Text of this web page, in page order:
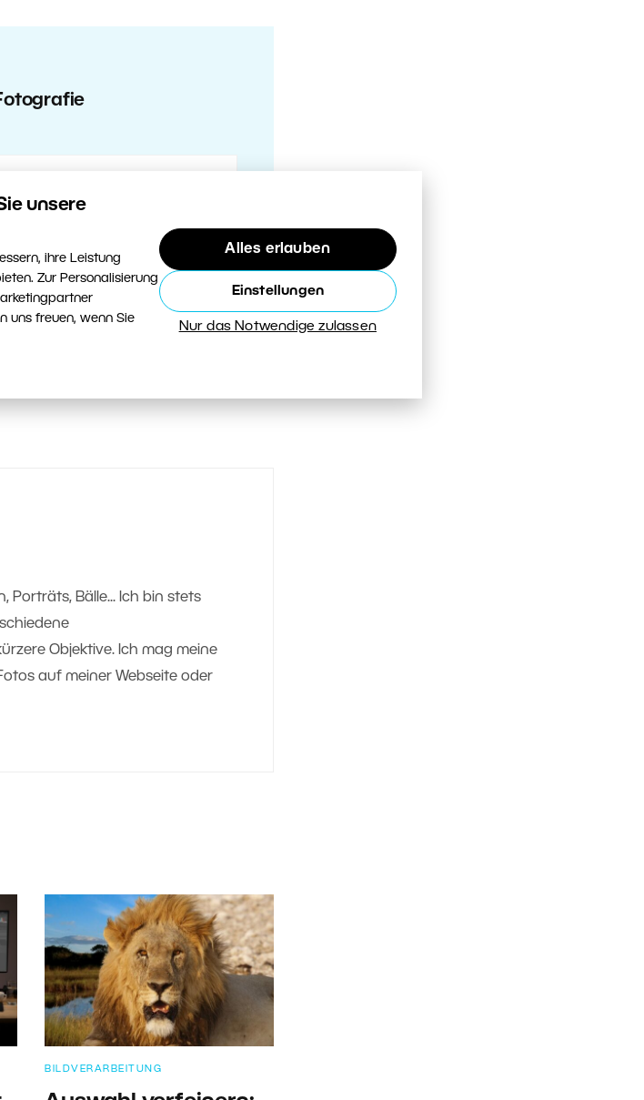
unsere
ihre Leistung
Zur Personalisierung
uns freuen, wenn Sie
Alles erlauben
Einstellungen
Nur das Notwendige zulassen
Porträts, Bälle... Ich bin stets
Objektive. Ich mag meine
auf meiner Webseite oder
BILDVERARBEITUNG